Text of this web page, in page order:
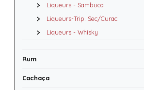
Liqueurs - Sambuca
Liqueurs-Trip. Sec/Curac
Liqueurs - Whisky
Rum
Cachaça